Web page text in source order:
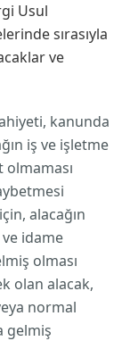
Usul
sırasıyla
ve
kanunda
iş ve işletme
alacağın
idame
olması
olan alacak,
normal
gelmiş